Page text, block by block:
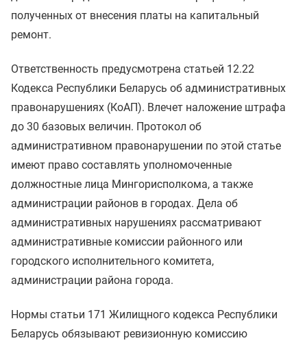
полученных от внесения платы на капитальный
ремонт.
Ответственность предусмотрена статьей 12.22
Кодекса Республики Беларусь об административных
правонарушениях (КоАП). Влечет наложение штрафа
до 30 базовых величин. Протокол об
административном правонарушении по этой статье
имеют право составлять уполномоченные
должностные лица Мингорисполкома, а также
администрации районов в городах. Дела об
административных нарушениях рассматривают
административные комиссии районного или
городского исполнительного комитета,
администрации района города.
Нормы статьи 171 Жилищного кодекса Республики
Беларусь обязывают ревизионную комиссию